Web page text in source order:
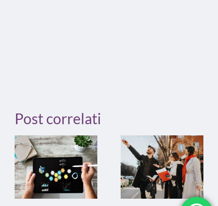
Post correlati